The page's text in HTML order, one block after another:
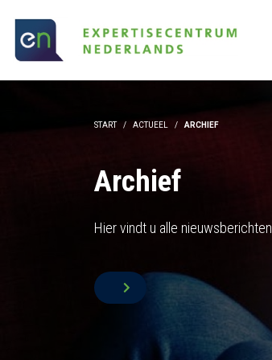
START ACTUEEL ARCHIEF
Archief
Hier vindt u alle nieuwsberichten.